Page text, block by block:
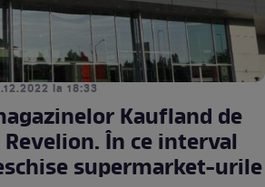
la 18:33
Kaufland de
Revelion. În ce interval
supermarket-urile